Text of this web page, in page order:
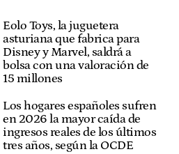
Eolo Toys, la juguetera
asturiana que fabrica para
Disney y Marvel, saldrá a
bolsa con una valoración de
15 millones
Los hogares españoles sufren
en 2026 la mayor caída de
ingresos reales de los últimos
tres años, según la OCDE